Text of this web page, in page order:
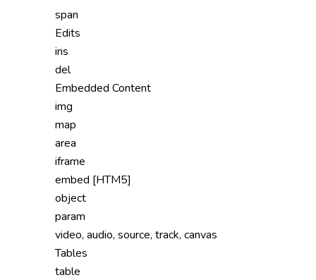
span
Edits
ins
del
Embedded Content
img
map
area
iframe
embed [HTM5]
object
param
video, audio, source, track, canvas
Tables
table